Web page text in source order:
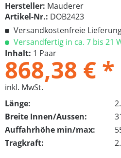
Hersteller: Mauderer
Artikel-Nr.: DOB2423
Versandkostenfreie
Versandfertig in ca. 7 bis 21
Inhalt: 1 Paar
868,38 € *
inkl. MwSt.
Länge:
Breite Innen/Aussen:
Auffahrhöhe min/max:
Tragkraft: